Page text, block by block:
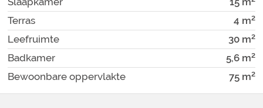
Terras 4 m2
Leefruimte 30 m2
Badkamer 5,6 m2
Bewoonbare oppervlakte 75 m2